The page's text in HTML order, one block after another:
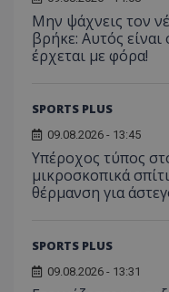
Μην ψάχνεις τον
βρήκε: Αυτός
έρχεται με φόρα!
SPORTS PLUS
09.08.2026 - 13:45
Υπέροχος τύπος
μικροσκοπικά
θέρμανση για
SPORTS PLUS
09.08.2026 - 13:31